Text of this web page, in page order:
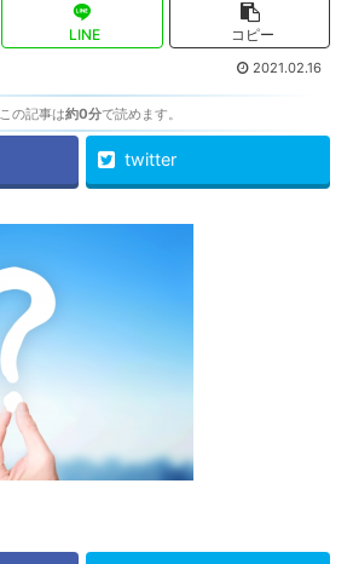
LINE コピー
2021.02.16
この記事は約0分で読めます。
twitter